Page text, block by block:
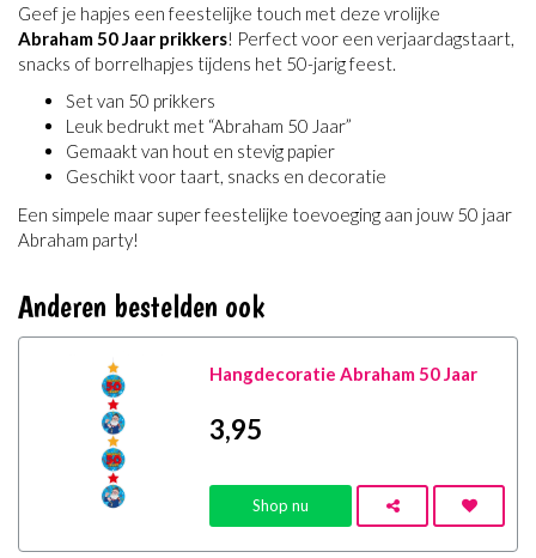
Geef je hapjes een feestelijke touch met deze vrolijke
Abraham 50 Jaar prikkers! Perfect voor een verjaardagstaart,
snacks of borrelhapjes tijdens het 50-jarig feest.
Set van 50 prikkers
Leuk bedrukt met “Abraham 50 Jaar”
Gemaakt van hout en stevig papier
Geschikt voor taart, snacks en decoratie
Een simpele maar super feestelijke toevoeging aan jouw 50 jaar
Abraham party!
Anderen bestelden ook
Hangdecoratie Abraham 50 Jaar
3,95
Shop nu